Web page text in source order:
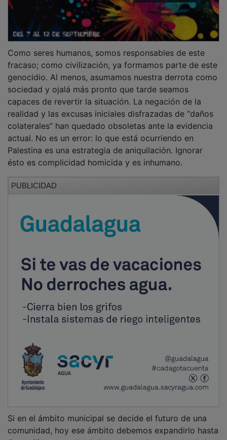
fracaso; como civilización, ya formamos parte de este
genocidio. Al menos, asumamos nuestra derrota como
sociedad y ojalá más pronto que tarde seamos
capaces de revertir la situación. La negación de la
realidad y las excusas iniciales disfrazadas de “daños
colaterales” han quedado obsoletas ante la evidencia
actual. No es un error: lo que está ocurriendo en
Palestina es una estrategia de aniquilación. Ignorar
ésto es complicidad homicida y es inhumano.
comunidad, hoy ese ámbito debemos expandirlo hasta
Gaza. Sí, porque desde los ayuntamientos y desde lo